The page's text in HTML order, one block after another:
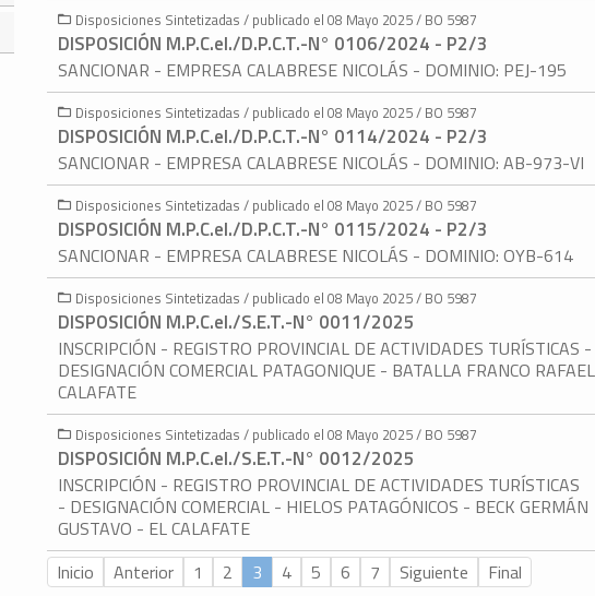
Disposiciones Sintetizadas / publicado el 08 Mayo 2025 / BO 5987
DISPOSICIÓN M.P.C.eI./D.P.C.T.-N° 0106/2024 - P2/3
SANCIONAR - EMPRESA CALABRESE NICOLÁS - DOMINIO: PEJ-195
Disposiciones Sintetizadas / publicado el 08 Mayo 2025 / BO 5987
DISPOSICIÓN M.P.C.eI./D.P.C.T.-N° 0114/2024 - P2/3
SANCIONAR - EMPRESA CALABRESE NICOLÁS - DOMINIO: AB-973-VI
Disposiciones Sintetizadas / publicado el 08 Mayo 2025 / BO 5987
DISPOSICIÓN M.P.C.eI./D.P.C.T.-N° 0115/2024 - P2/3
SANCIONAR - EMPRESA CALABRESE NICOLÁS - DOMINIO: OYB-614
Disposiciones Sintetizadas / publicado el 08 Mayo 2025 / BO 5987
DISPOSICIÓN M.P.C.eI./S.E.T.-N° 0011/2025
INSCRIPCIÓN - REGISTRO PROVINCIAL DE ACTIVIDADES TURÍSTICAS -
DESIGNACIÓN COMERCIAL PATAGONIQUE - BATALLA FRANCO
CALAFATE
Disposiciones Sintetizadas / publicado el 08 Mayo 2025 / BO 5987
DISPOSICIÓN M.P.C.eI./S.E.T.-N° 0012/2025
INSCRIPCIÓN - REGISTRO PROVINCIAL DE ACTIVIDADES TURÍSTICAS
- DESIGNACIÓN COMERCIAL - HIELOS PATAGÓNICOS - BECK GERMÁN
GUSTAVO - EL CALAFATE
Inicio
Anterior 1 2 3 4 5 6 7 Siguiente
Final